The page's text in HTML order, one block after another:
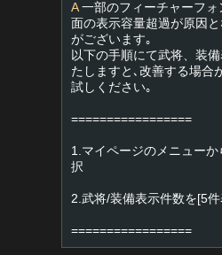
A一部のフィーチャーフォ
面の表示容量超過が原因
がございます｡
以下の手順にて武将、装
たしますと､改善する場合
試しください｡
=================
1.マイページのメニュー
択
2.武将/装備表示件数を[5
=================